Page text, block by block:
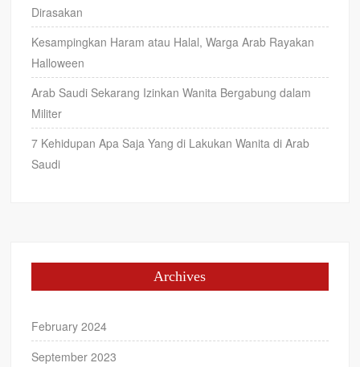
Dirasakan
Kesampingkan Haram atau Halal, Warga Arab Rayakan
Halloween
Arab Saudi Sekarang Izinkan Wanita Bergabung dalam
Militer
7 Kehidupan Apa Saja Yang di Lakukan Wanita di Arab
Saudi
Archives
February 2024
September 2023